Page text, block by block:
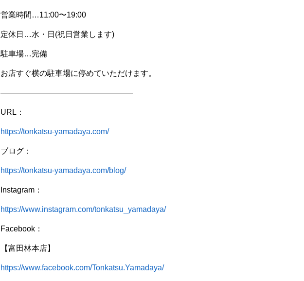
営業時間…11:00〜19:00
定休日…水・日(祝日営業します)
駐車場…完備
お店すぐ横の駐車場に停めていただけます。
—————————————————
URL：
https://tonkatsu-yamadaya.com/
ブログ：
https://tonkatsu-yamadaya.com/blog/
Instagram：
https://www.instagram.com/tonkatsu_yamadaya/
Facebook：
【富田林本店】
https://www.facebook.com/Tonkatsu.Yamadaya/